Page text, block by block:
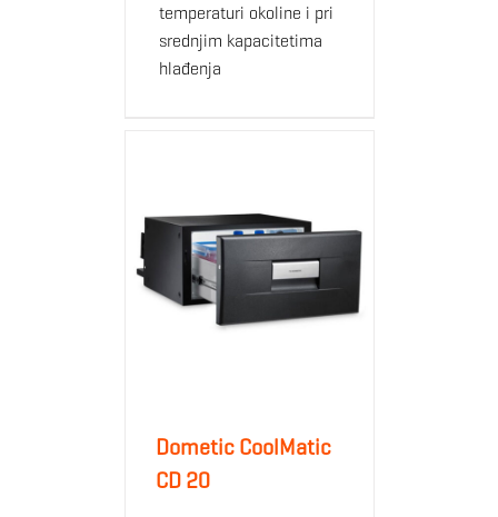
temperaturi okoline i pri
srednjim kapacitetima
hlađenja
Dometic CoolMatic
CD 20